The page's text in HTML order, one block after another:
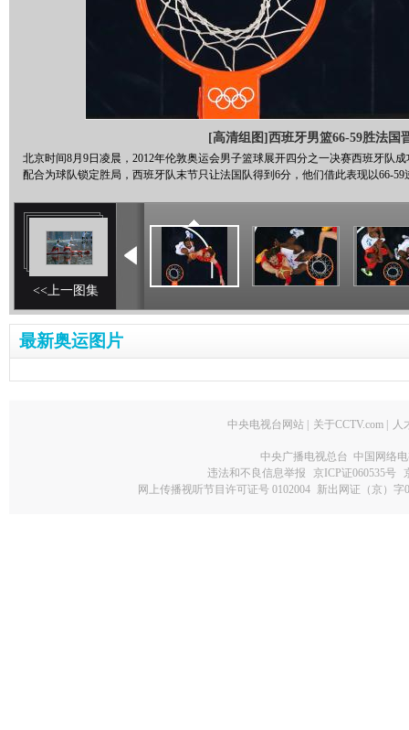
[高清组图]西班牙男篮66-59胜法国
北京时间8月9日凌晨，2012年伦敦奥运会男子篮球展开四分之一决赛西班牙队
配合为球队锁定胜局，西班牙队末节只让法国队得到6分，他们借此表现以66-
<<上一图集
最新奥运图片
中央电视台网站 关于CCTV.com 人
中央广播电视总台 中国网络
违法和不良信息举报
京ICP证060535号
网上传播视听节目许可证号 0102004 新出网证（京）